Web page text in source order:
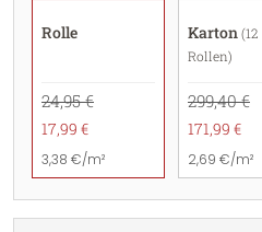
Rolle
24,95 €
17,99 €
3,38 €/m²
Karton (12
Rollen)
299,40 €
171,99 €
2,69 €/m²